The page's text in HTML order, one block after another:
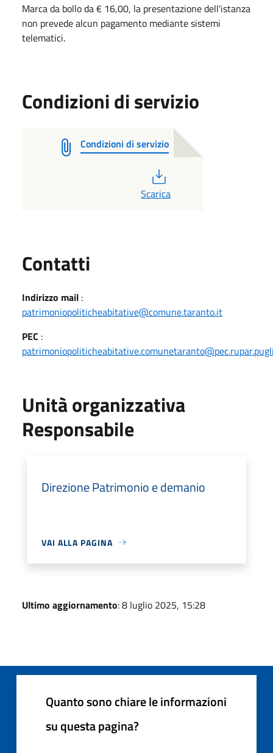
Marca da bollo da € 16,00, la presentazione dell'istanza
non prevede alcun pagamento mediante sistemi
telematici.
Condizioni di servizio
Condizioni di servizio
Scarica
Contatti
Indirizzo mail :
patrimoniopoliticheabitative@comune.taranto.it
PEC :
Unità organizzativa
Responsabile
Direzione Patrimonio e demanio
VAI ALLA PAGINA
Ultimo aggiornamento: 8 luglio 2025, 15:28
Quanto sono chiare le informazioni
su questa pagina?